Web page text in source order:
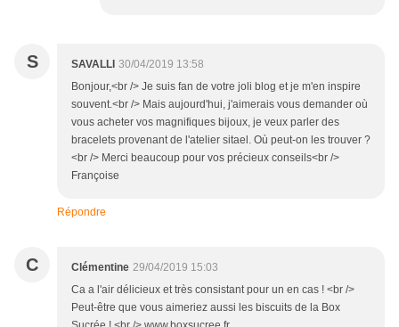
S SAVALLI 30/04/2019 13:58
Bonjour,<br /> Je suis fan de votre joli blog et je m'en inspire
souvent.<br /> Mais aujourd'hui, j'aimerais vous demander où
vous acheter vos magnifiques bijoux, je veux parler des
bracelets provenant de l'atelier sitael. Où peut-on les trouver ?
<br /> Merci beaucoup pour vos précieux conseils<br />
Françoise
Répondre
C Clémentine 29/04/2019 15:03
Ca a l'air délicieux et très consistant pour un en cas ! <br />
Peut-être que vous aimeriez aussi les biscuits de la Box